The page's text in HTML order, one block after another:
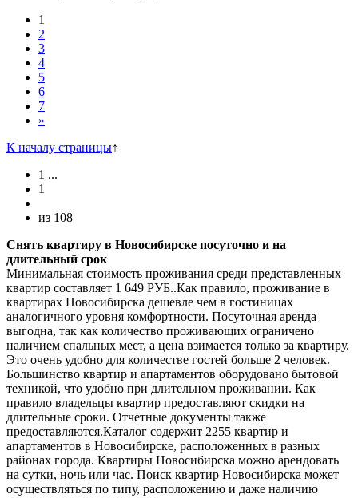
1
2
3
4
5
6
7
»
К началу страницы↑
1 ...
1
из 108
Снять квартиру в Новосибирске посуточно и на
длительный срок
Минимальная стоимость проживания среди представленных
квартир составляет 1 649 РУБ..Как правило, проживание в
квартирах Новосибирска дешевле чем в гостиницах
аналогичного уровня комфортности. Посуточная аренда
выгодна, так как количество проживающих ограничено
наличием спальных мест, а цена взимается только за квартиру.
Это очень удобно для количестве гостей больше 2 человек.
Большинство квартир и апартаментов оборудовано бытовой
техникой, что удобно при длительном проживании. Как
правило владельцы квартир предоставляют скидки на
длительные сроки. Отчетные документы также
предоставляются.Каталог содержит 2255 квартир и
апартаментов в Новосибирске, расположенных в разных
районах города. Квартиры Новосибирска можно арендовать
на сутки, ночь или час. Поиск квартир Новосибирска может
осуществляться по типу, расположению и даже наличию